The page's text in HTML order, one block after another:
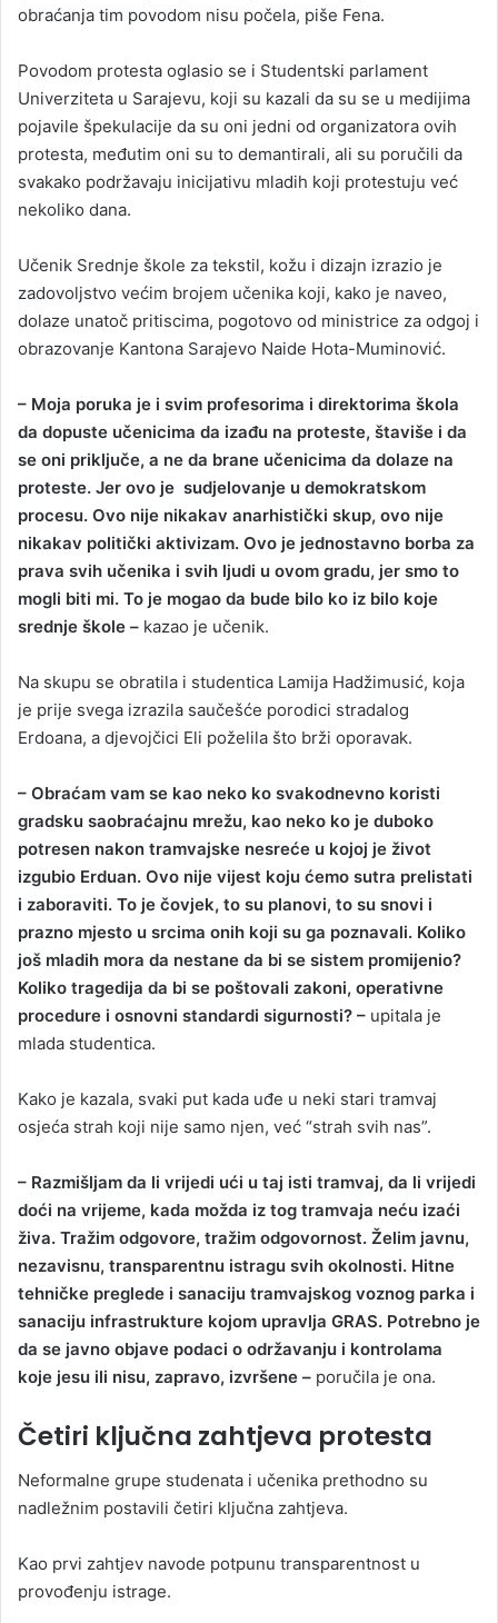
obraćanja tim povodom nisu počela, piše Fena.
Povodom protesta oglasio se i Studentski parlament
Univerziteta u Sarajevu, koji su kazali da su se u medijima
pojavile špekulacije da su oni jedni od organizatora ovih
protesta, međutim oni su to demantirali, ali su poručili da
svakako podržavaju inicijativu mladih koji protestuju već
nekoliko dana.
Učenik Srednje škole za tekstil, kožu i dizajn izrazio je
zadovoljstvo većim brojem učenika koji, kako je naveo,
dolaze unatoč pritiscima, pogotovo od ministrice za odgoj i
obrazovanje Kantona Sarajevo Naide Hota-Muminović.
– Moja poruka je i svim profesorima i direktorima škola
da dopuste učenicima da izađu na proteste, štaviše i da
se oni priključe, a ne da brane učenicima da dolaze na
proteste. Jer ovo je sudjelovanje u demokratskom
procesu. Ovo nije nikakav anarhistički skup, ovo nije
nikakav politički aktivizam. Ovo je jednostavno borba za
prava svih učenika i svih ljudi u ovom gradu, jer smo to
mogli biti mi. To je mogao da bude bilo ko iz bilo koje
srednje škole – kazao je učenik.
Na skupu se obratila i studentica Lamija Hadžimusić, koja
je prije svega izrazila saučešće porodici stradalog
Erdoana, a djevojčici Eli poželila što brži oporavak.
– Obraćam vam se kao neko ko svakodnevno koristi
gradsku saobraćajnu mrežu, kao neko ko je duboko
potresen nakon tramvajske nesreće u kojoj je život
izgubio Erduan. Ovo nije vijest koju ćemo sutra prelistati
i zaboraviti. To je čovjek, to su planovi, to su snovi i
prazno mjesto u srcima onih koji su ga poznavali. Koliko
još mladih mora da nestane da bi se sistem promijenio?
Koliko tragedija da bi se poštovali zakoni, operativne
procedure i osnovni standardi sigurnosti? – upitala je
mlada studentica.
Kako je kazala, svaki put kada uđe u neki stari tramvaj
osjeća strah koji nije samo njen, već “strah svih nas”.
– Razmišljam da li vrijedi ući u taj isti tramvaj, da li vrijedi
doći na vrijeme, kada možda iz tog tramvaja neću izaći
živa. Tražim odgovore, tražim odgovornost. Želim javnu,
nezavisnu, transparentnu istragu svih okolnosti. Hitne
tehničke preglede i sanaciju tramvajskog voznog parka i
sanaciju infrastrukture kojom upravlja GRAS. Potrebno je
da se javno objave podaci o održavanju i kontrolama
koje jesu ili nisu, zapravo, izvršene – poručila je ona.
Četiri ključna zahtjeva protesta
Neformalne grupe studenata i učenika prethodno su
nadležnim postavili četiri ključna zahtjeva.
Kao prvi zahtjev navode potpunu transparentnost u
provođenju istrage.